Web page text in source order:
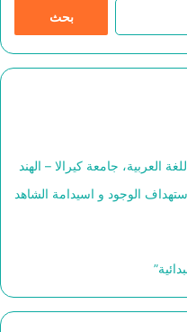
العربية، جامعة كيرالا – الهند
الوجود و اسيدامة الشاهد